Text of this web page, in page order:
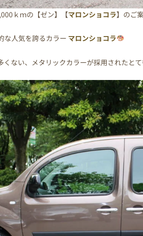
ｋｍの【ゼン】【マロンショコラ】のご
な人気を誇るカラー マロンショコラ
くない、メタリックカラーが採用されたと